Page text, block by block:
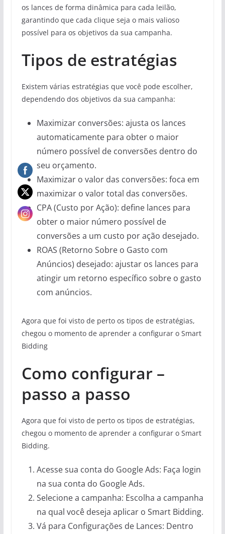
os lances de forma dinâmica para cada leilão,
garantindo que cada clique seja o mais valioso
possível para os objetivos da sua campanha.
Tipos de estratégias
Existem várias estratégias que você pode escolher,
dependendo dos objetivos da sua campanha:
Maximizar conversões: ajusta os lances
automaticamente para obter o maior
número possível de conversões dentro do
seu orçamento.
Maximizar o valor das conversões: foca em
maximizar o valor total das conversões.
CPA (Custo por Ação): define lances para
obter o maior número possível de
conversões a um custo por ação desejado.
ROAS (Retorno Sobre o Gasto com
Anúncios) desejado: ajustar os lances para
atingir um retorno específico sobre o gasto
com anúncios.
Agora que foi visto de perto os tipos de estratégias,
chegou o momento de aprender a configurar o Smart
Bidding
Como configurar –
passo a passo
Agora que foi visto de perto os tipos de estratégias,
chegou o momento de aprender a configurar o Smart
Bidding.
Acesse sua conta do Google Ads: Faça login
na sua conta do Google Ads.
Selecione a campanha: Escolha a campanha
na qual você deseja aplicar o Smart Bidding.
Vá para Configurações de Lances: Dentro